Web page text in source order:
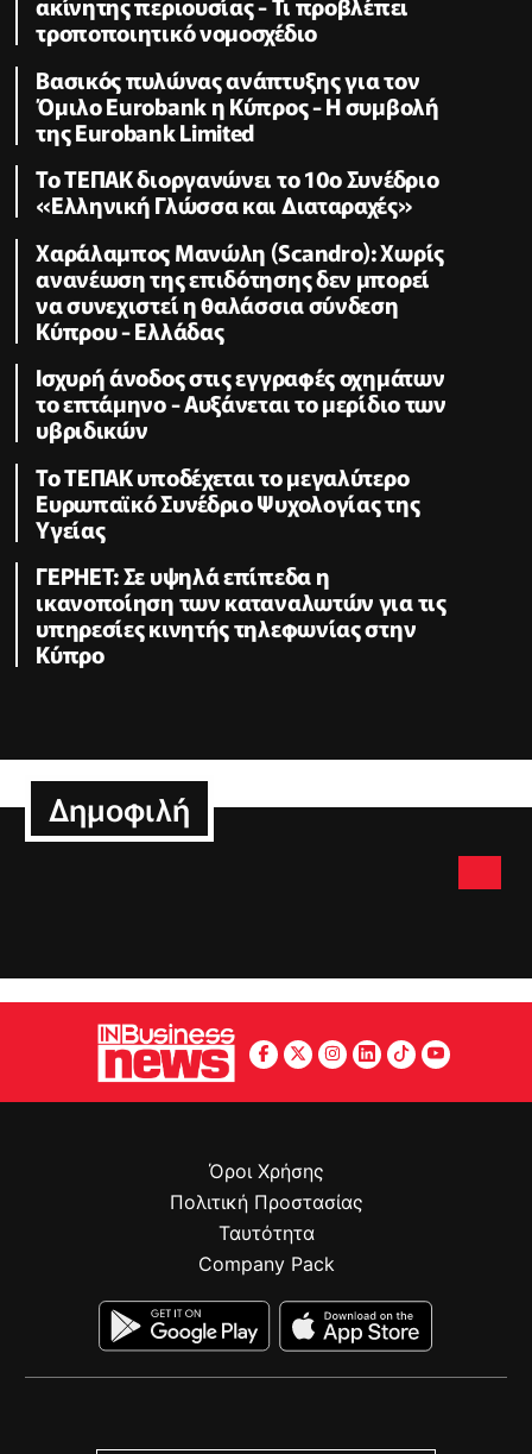
τροποποιητικό νομοσχέδιο
Βασικός πυλώνας ανάπτυξης για τον
Όμιλο Eurobank η Κύπρος - Η συμβολή
της Eurobank Limited
Το ΤΕΠΑΚ διοργανώνει το 10ο Συνέδριο
«Ελληνική Γλώσσα και Διαταραχές»
Χαράλαμπος Μανώλη (Scandro): Χωρίς
ανανέωση της επιδότησης δεν μπορεί
να συνεχιστεί η θαλάσσια σύνδεση
Κύπρου - Ελλάδας
Ισχυρή άνοδος στις εγγραφές οχημάτων
το επτάμηνο - Αυξάνεται το μερίδιο των
υβριδικών
Το ΤΕΠΑΚ υποδέχεται το μεγαλύτερο
Ευρωπαϊκό Συνέδριο Ψυχολογίας της
Υγείας
ΓΕΡΗΕΤ: Σε υψηλά επίπεδα η
ικανοποίηση των καταναλωτών για τις
υπηρεσίες κινητής τηλεφωνίας στην
Κύπρο
Δημοφιλή
Όροι Χρήσης
Πολιτική Προστασίας
Ταυτότητα
Company Pack